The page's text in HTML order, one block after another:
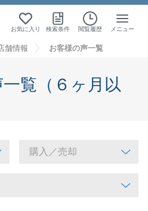
お気に入り 検索条件 閲覧履歴 メニュー
舗情報 お客様の声一覧
覧（６ヶ月以